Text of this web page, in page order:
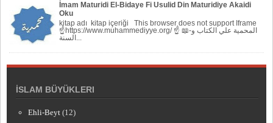
İmam Maturidi El-Bidaye Fi Usulid Din Maturidiye Akaidi
Oku
kitap adı kitap içeriği This browser does not support Iframe
☝https://www.muhammediyye.org/ ☝ 📖-المحمية علي الكتاب و
İSLAM BÜYÜKLERI
Ehli-Beyt (12)